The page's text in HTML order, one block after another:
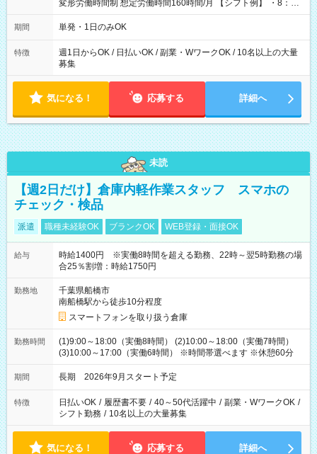
変形労働時間制 想定労働時間160時間/月 【シフト例】 ・8：00
～21：00
期間 単発・1日のみOK
特徴
週1日からOK / 日払いOK / 副業・WワークOK / 10名以上の大量
募集
気になる！ 応募する 詳細へ
未読
【週2日だけ】倉庫内軽作業スタッフ スマホの
チェック・検品
派遣 職種未経験OK ブランクOK WEB登録・面接OK
給与
時給1400円 ※実働8時間を超える勤務、22時～翌5時勤務の場
合25％割増：時給1750円
勤務地
千葉県船橋市
南船橋駅から徒歩10分程度
スマートフォンを取り扱う倉庫
勤務時間
(1)9:00～18:00（実働8時間） (2)10:00～18:00（実働7時間）
(3)10:00～17:00（実働6時間） ※時間帯選べます ※休憩60分
期間 長期 2026年9月スタート予定
特徴 日払いOK / 履歴書不要 / 40～50代活躍中 / 副業・WワークOK /
シフト勤務 / 10名以上の大量募集
気になる！ 応募する 詳細へ